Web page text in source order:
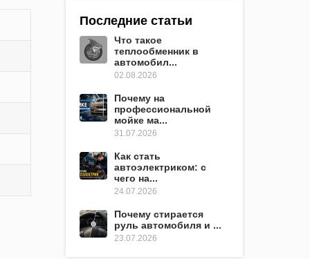
Последние статьи
Что такое
теплообменник в
автомобил...
02.08.2026
Почему на
профессиональной
мойке ма...
31.07.2026
Как стать
автоэлектриком: с
чего на...
24.07.2026
Почему стирается
руль автомобиля и ...
23.07.2026